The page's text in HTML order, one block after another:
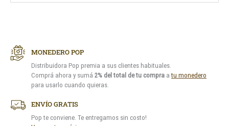
MONEDERO POP
Distribuidora Pop premia a sus clientes habituales.
Comprá ahora y sumá 2% del total de tu compra atu monedero
para usarlo cuando quieras.
ENVÍO GRATIS
Pop te conviene. Te entregamos sin costo!